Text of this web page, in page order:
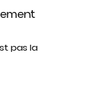
pas la